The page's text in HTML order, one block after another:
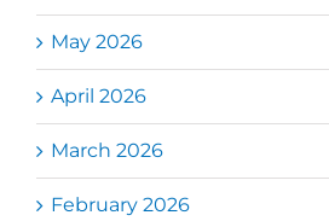
May 2026
April 2026
March 2026
February 2026